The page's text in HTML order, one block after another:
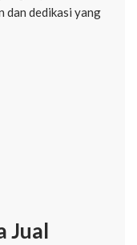
dan dedikasi yang
Jual